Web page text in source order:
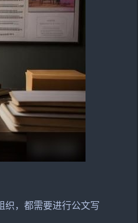
织，都需要进行公文写